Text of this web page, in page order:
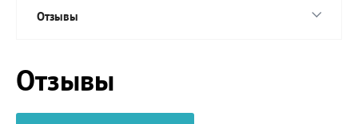
Отзывы
Отзывы